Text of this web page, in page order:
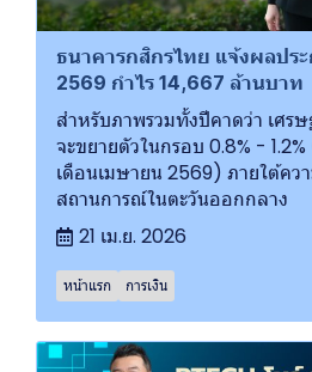
ธนาคารกสิกรไทย แจ้งผลประ
2569 กำไร 14,667 ล้านบาท
สำหรับภาพรวมทั้งปีคาดว่า เศร
จะขยายตัวในกรอบ 0.8% -
เดือนเมษายน 2569) ภายใต้คว
สถานการณ์ในตะวันออกกลาง
21 เม.ย. 2026
หน้าแรก การเงิน